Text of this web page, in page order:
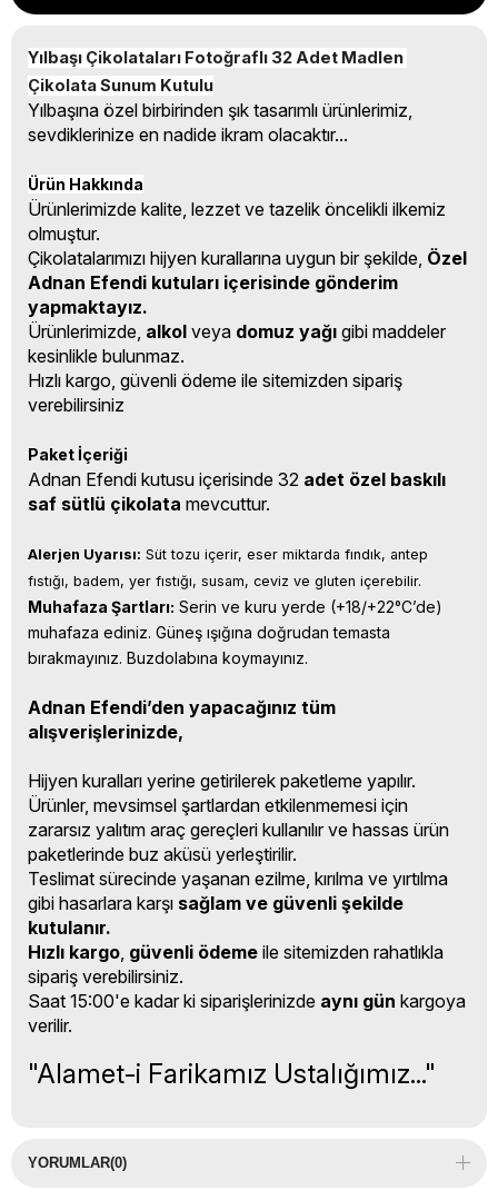
Yılbaşı Çikolataları Fotoğraflı 32 Adet Madlen
Çikolata Sunum Kutulu
Yılbaşına özel birbirinden şık tasarımlı ürünlerimiz,
sevdiklerinize en nadide ikram olacaktır...
Ürün Hakkında
Ürünlerimizde kalite, lezzet ve tazelik öncelikli ilkemiz
olmuştur.
Çikolatalarımızı hijyen kurallarına uygun bir şekilde, Özel
Adnan Efendi kutuları içerisinde gönderim
yapmaktayız.
Ürünlerimizde, alkol veya domuz yağı gibi maddeler
kesinlikle bulunmaz.
Hızlı kargo, güvenli ödeme ile sitemizden sipariş
verebilirsiniz
Paket İçeriği
Adnan Efendi kutusu içerisinde 32 adet özel baskılı
saf sütlü çikolata mevcuttur.
Alerjen Uyarısı: Süt tozu içerir, eser miktarda fındık, antep
fıstığı, badem, yer fıstığı, susam, ceviz ve gluten içerebilir.
Muhafaza Şartları: Serin ve kuru yerde (+18/+22°C’de)
muhafaza ediniz. Güneş ışığına doğrudan temasta
bırakmayınız. Buzdolabına koymayınız.
Adnan Efendi’den yapacağınız tüm
alışverişlerinizde,
Hijyen kuralları yerine getirilerek paketleme yapılır.
Ürünler, mevsimsel şartlardan etkilenmemesi için
zararsız yalıtım araç gereçleri kullanılır ve hassas ürün
paketlerinde buz aküsü yerleştirilir.
Teslimat sürecinde yaşanan ezilme, kırılma ve yırtılma
gibi hasarlara karşı sağlam ve güvenli şekilde
kutulanır.
Hızlı kargo, güvenli ödeme ile sitemizden rahatlıkla
sipariş verebilirsiniz.
Saat 15:00'e kadar ki siparişlerinizde aynı gün kargoya
verilir.
"Alamet-i Farikamız Ustalığımız..."
YORUMLAR(0)